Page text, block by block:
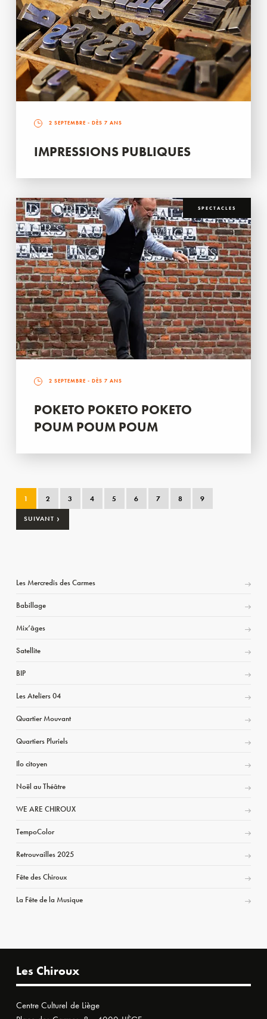
2 SEPTEMBRE - DÈS 7 ANS
IMPRESSIONS PUBLIQUES
SPECTACLES
2 SEPTEMBRE - DÈS 7 ANS
POKETO POKETO POKETO
POUM POUM POUM
1 2 3 4 5 6 7 8 9
SUIVANT ›
Les Mercredis des Carmes
Babillage
Mix’âges
Satellite
BIP
Les Ateliers 04
Quartier Mouvant
Quartiers Pluriels
Ilo citoyen
Noël au Théâtre
WE ARE CHIROUX
TempoColor
Retrouvailles 2025
Fête des Chiroux
La Fête de la Musique
Les Chiroux
Centre Culturel de Liège